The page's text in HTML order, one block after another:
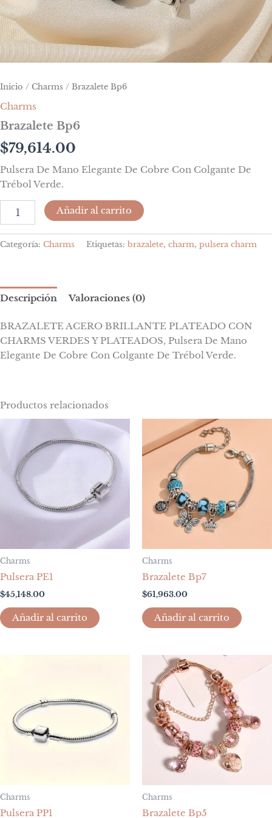
Inicio / Charms / Brazalete Bp6
Charms
Brazalete Bp6
$79,614.00
Pulsera De Mano Elegante De Cobre Con Colgante De
Trébol Verde.
Añadir al carrito
Categoría: Charms Etiquetas: brazalete, charm, pulsera charm
Descripción Valoraciones (0)
BRAZALETE ACERO BRILLANTE PLATEADO CON
CHARMS VERDES Y PLATEADOS, Pulsera De Mano
Elegante De Cobre Con Colgante De Trébol Verde.
Productos relacionados
Charms
Pulsera PE1
$45,148.00
Añadir al carrito
Charms
Brazalete Bp7
$61,963.00
Añadir al carrito
Charms
Pulsera PP1
Charms
Brazalete Bp5